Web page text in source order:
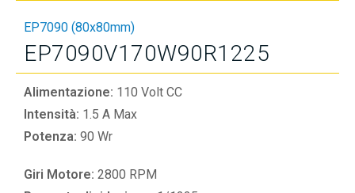
EP7090 (80x80mm)
EP7090V170W90R1225
Alimentazione: 110 Volt CC
Intensità: 1.5 A Max
Potenza: 90 Wr
Giri Motore: 2800 RPM